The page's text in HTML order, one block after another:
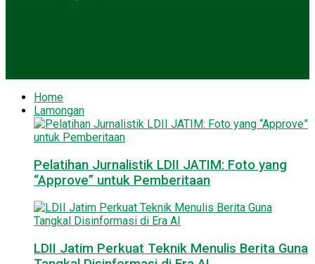
Home
Lamongan
Pelatihan Jurnalistik LDII JATIM: Foto yang
“Approve” untuk Pemberitaan
LDII Jatim Perkuat Teknik Menulis Berita Guna